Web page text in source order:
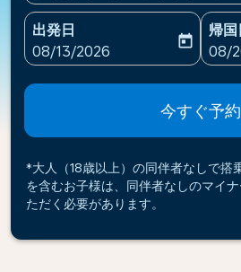
出発日
fc-booking-departure-date-
08/13/2026
today
帰国
fc-
08/
今すぐ予約
*大人（18歳以上）の同伴者なしで搭
を含むお子様は、同伴者なしのマイ
ただく必要があります。